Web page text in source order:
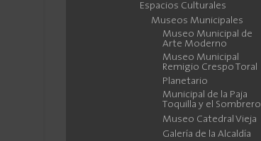
Espacios Culturales
Museos Municipales
Museo Municipal de
Arte Moderno
Museo Municipal
Remigio Crespo Toral
Planetario
Municipal de la Paja
Toquilla y el Sombrero
Museo Catedral Vieja
Galería de la Alcaldía